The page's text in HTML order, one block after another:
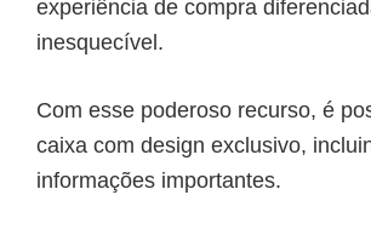
experiência de compra
inesquecível.
Com esse poderoso recurso, é
caixa com design exclusivo,
informações importantes.